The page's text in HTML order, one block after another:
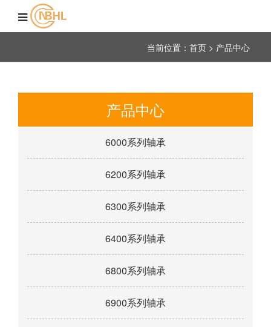
当前位置：首页 > 产品中心
产品中心
6000系列轴承
6200系列轴承
6300系列轴承
6400系列轴承
6800系列轴承
6900系列轴承